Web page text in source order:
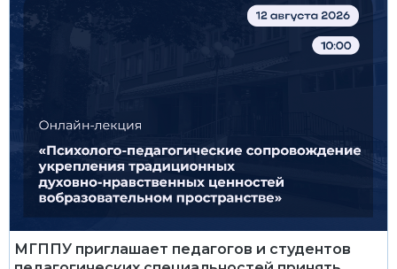
МГППУ приглашает педагогов и студентов